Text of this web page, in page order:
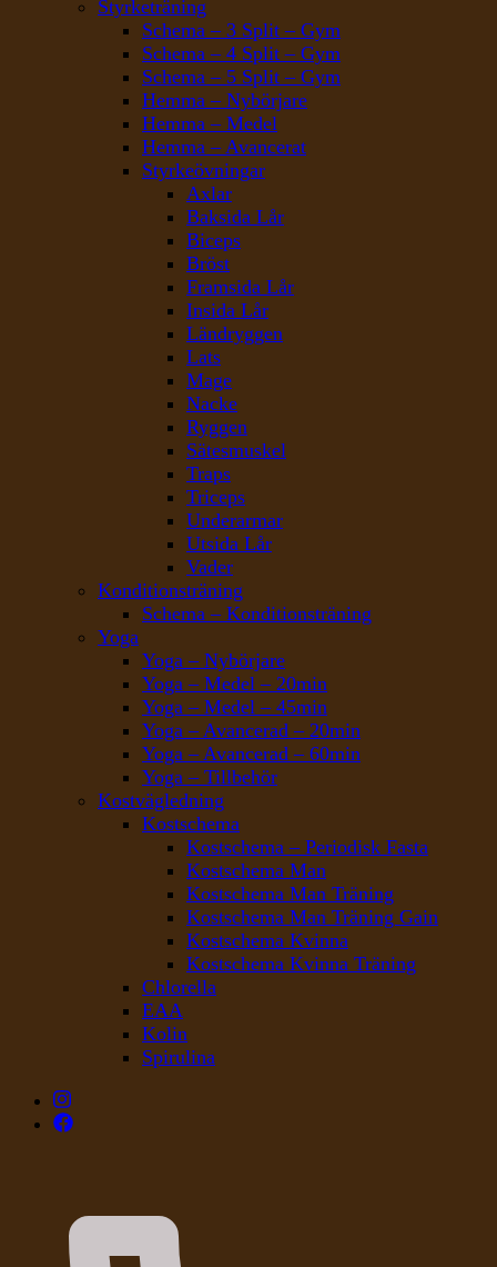
Styrketräning
Schema – 3 Split – Gym
Schema – 4 Split – Gym
Schema – 5 Split – Gym
Hemma – Nybörjare
Hemma – Medel
Hemma – Avancerat
Styrkeövningar
Axlar
Baksida Lår
Biceps
Bröst
Framsida Lår
Insida Lår
Ländryggen
Lats
Mage
Nacke
Ryggen
Sätesmuskel
Traps
Triceps
Underarmar
Utsida Lår
Vader
Konditionsträning
Schema – Konditionsträning
Yoga
Yoga – Nybörjare
Yoga – Medel – 20min
Yoga – Medel – 45min
Yoga – Avancerad – 20min
Yoga – Avancerad – 60min
Yoga – Tillbehör
Kostvägledning
Kostschema
Kostschema – Periodisk Fasta
Kostschema Man
Kostschema Man Träning
Kostschema Man Träning Gain
Kostschema Kvinna
Kostschema Kvinna Träning
Chlorella
EAA
Kolin
Spirulina